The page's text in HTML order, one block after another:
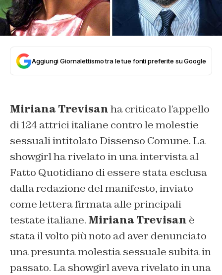
Aggiungi Giornalettismo tra le tue fonti preferite su Google
Miriana Trevisanha criticato l’appello
di 124 attrici italiane contro le molestie
sessuali intitolato Dissenso Comune. La
showgirl ha rivelato in una intervista al
Fatto Quotidiano di essere stata esclusa
dalla redazione del manifesto, inviato
come lettera firmata alle principali
testate italiane. Miriana Trevisan è
stata il volto più noto ad aver denunciato
una presunta molestia sessuale subita in
passato. La showgirl aveva rivelato in una